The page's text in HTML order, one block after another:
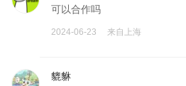
可以合作吗
2024-06-23 来自 上海
貔貅